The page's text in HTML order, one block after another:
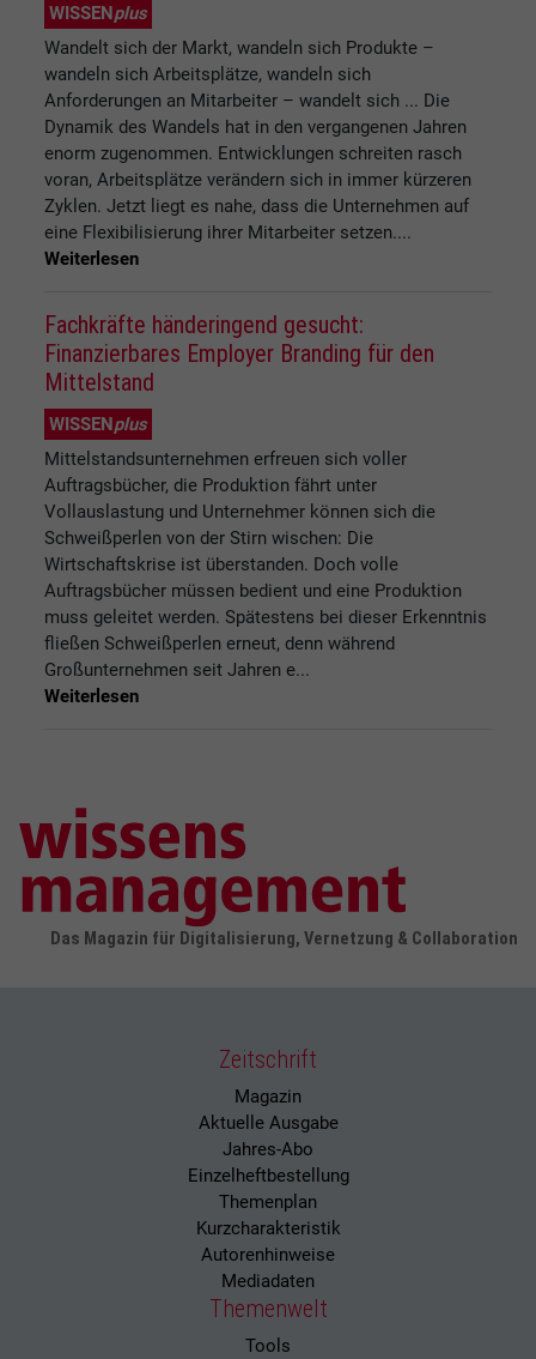
WISSENplus
Wandelt sich der Markt, wandeln sich Produkte –
wandeln sich Arbeitsplätze, wandeln sich
Anforderungen an Mitarbeiter – wandelt sich ... Die
Dynamik des Wandels hat in den vergangenen Jahren
enorm zugenommen. Entwicklungen schreiten rasch
voran, Arbeitsplätze verändern sich in immer kürzeren
Zyklen. Jetzt liegt es nahe, dass die Unternehmen auf
eine Flexibilisierung ihrer Mitarbeiter setzen....
Weiterlesen
Fachkräfte händeringend gesucht:
Finanzierbares Employer Branding für den
Mittelstand
WISSENplus
Mittelstandsunternehmen erfreuen sich voller
Auftragsbücher, die Produktion fährt unter
Vollauslastung und Unternehmer können sich die
Schweißperlen von der Stirn wischen: Die
Wirtschaftskrise ist überstanden. Doch volle
Auftragsbücher müssen bedient und eine Produktion
muss geleitet werden. Spätestens bei dieser Erkenntnis
fließen Schweißperlen erneut, denn während
Großunternehmen seit Jahren e...
Weiterlesen
Das Magazin für Digitalisierung, Vernetzung & Collaboration
Zeitschrift
Magazin
Aktuelle Ausgabe
Jahres-Abo
Einzelheftbestellung
Themenplan
Kurzcharakteristik
Autorenhinweise
Mediadaten
Themenwelt
Tools